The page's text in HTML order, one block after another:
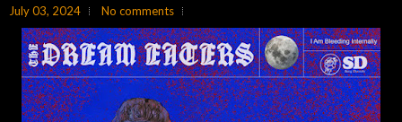
July 03, 2024 No comments